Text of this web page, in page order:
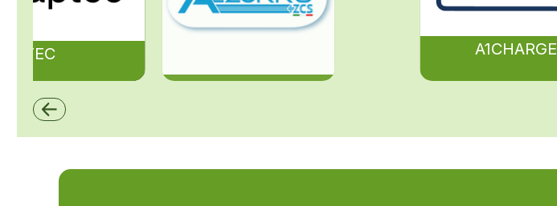
A1CHARGE
ZCS Azzurro